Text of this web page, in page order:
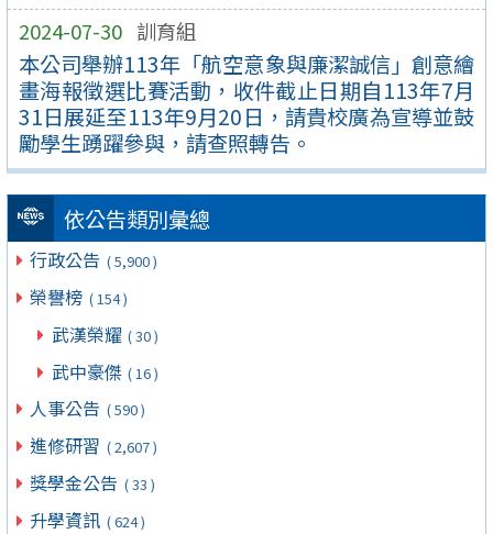
2024-07-30 訓育組
本公司舉辦113年「航空意象與廉潔誠信」創意繪
畫海報徵選比賽活動，收件截止日期自113年7月
31日展延至113年9月20日，請貴校廣為宣導並鼓
勵學生踴躍參與，請查照轉告。
依公告類別彙總
行政公告 ( 5,900 )
榮譽榜 ( 154 )
武漢榮耀 ( 30 )
武中豪傑 ( 16 )
人事公告 ( 590 )
進修研習 ( 2,607 )
獎學金公告 ( 33 )
升學資訊 ( 624 )